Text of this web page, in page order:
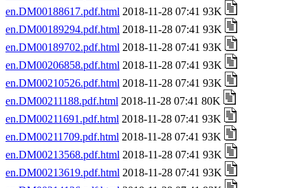
en.DM00188617.pdf.html 2018-11-28 07:41 93K
en.DM00189294.pdf.html 2018-11-28 07:41 93K
en.DM00189702.pdf.html 2018-11-28 07:41 93K
en.DM00206858.pdf.html 2018-11-28 07:41 93K
en.DM00210526.pdf.html 2018-11-28 07:41 93K
en.DM00211188.pdf.html 2018-11-28 07:41 80K
en.DM00211691.pdf.html 2018-11-28 07:41 93K
en.DM00211709.pdf.html 2018-11-28 07:41 93K
en.DM00213568.pdf.html 2018-11-28 07:41 93K
en.DM00213619.pdf.html 2018-11-28 07:41 93K